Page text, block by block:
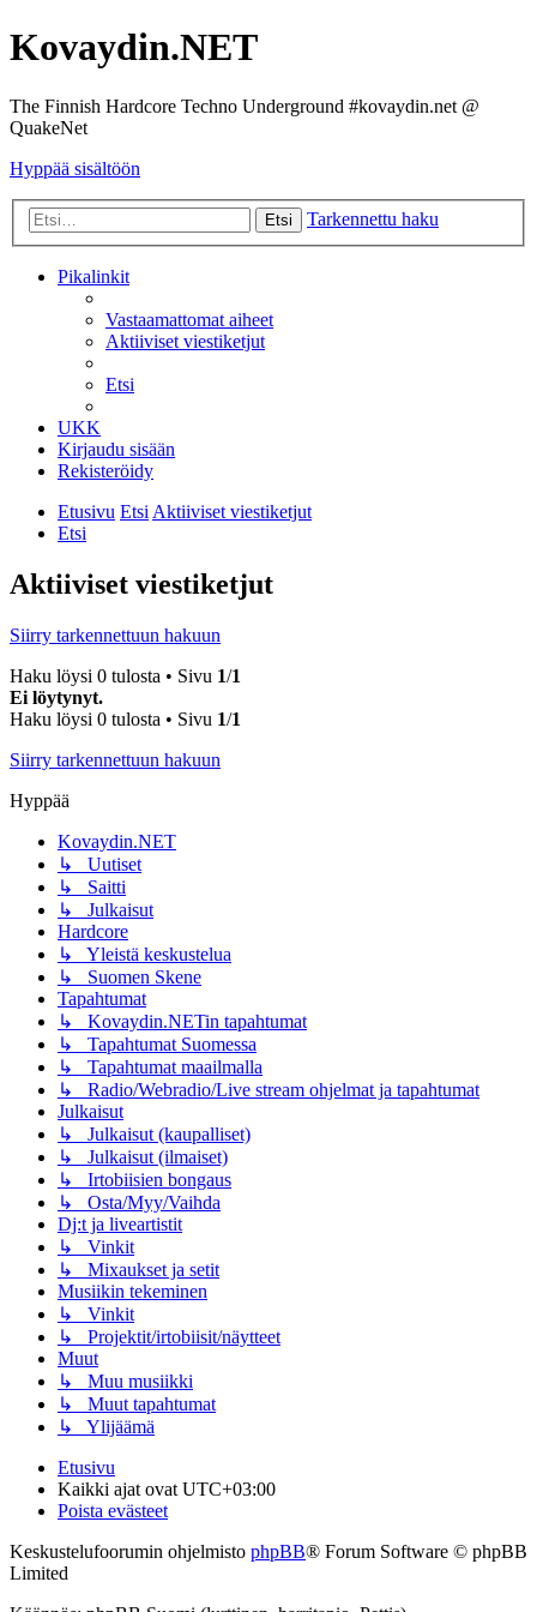
Kovaydin.NET
The Finnish Hardcore Techno Underground #kovaydin.net @
QuakeNet
Hyppää sisältöön
Etsi Tarkennettu haku
Pikalinkit
Vastaamattomat aiheet
Aktiiviset viestiketjut
Etsi
UKK
Kirjaudu sisään
Rekisteröidy
Etusivu EtsiAktiiviset viestiketjut
Etsi
Aktiiviset viestiketjut
Siirry tarkennettuun hakuun
Haku löysi 0 tulosta • Sivu 1/1
Ei löytynyt.
Haku löysi 0 tulosta • Sivu 1/1
Siirry tarkennettuun hakuun
Hyppää
Kovaydin.NET
↳ Uutiset
↳ Saitti
↳ Julkaisut
Hardcore
↳ Yleistä keskustelua
↳ Suomen Skene
Tapahtumat
↳ Kovaydin.NETin tapahtumat
↳ Tapahtumat Suomessa
↳ Tapahtumat maailmalla
↳ Radio/Webradio/Live stream ohjelmat ja tapahtumat
Julkaisut
↳ Julkaisut (kaupalliset)
↳ Julkaisut (ilmaiset)
↳ Irtobiisien bongaus
↳ Osta/Myy/Vaihda
Dj:t ja liveartistit
↳ Vinkit
↳ Mixaukset ja setit
Musiikin tekeminen
↳ Vinkit
↳ Projektit/irtobiisit/näytteet
Muut
↳ Muu musiikki
↳ Muut tapahtumat
↳ Ylijäämä
Etusivu
Kaikki ajat ovat UTC+03:00
Poista evästeet
Keskustelufoorumin ohjelmisto phpBB® Forum Software © phpBB
Limited